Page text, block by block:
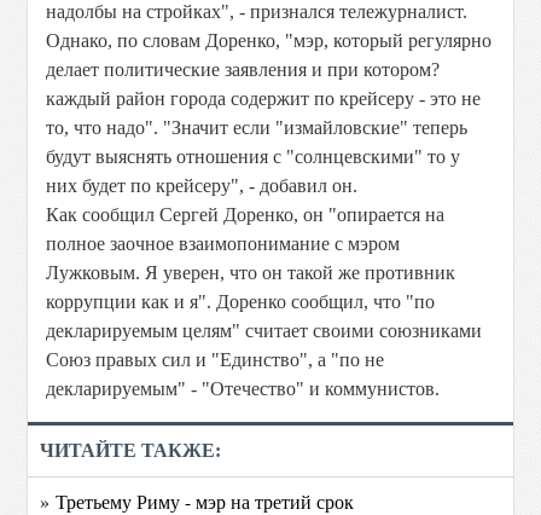
надолбы на стройках", - признался тележурналист.
Однако, по словам Доренко, "мэр, который регулярно
делает политические заявления и при котором?
каждый район города содержит по крейсеру - это не
то, что надо". "Значит если "измайловские" теперь
будут выяснять отношения с "солнцевскими" то у
них будет по крейсеру", - добавил он.
Как сообщил Сергей Доренко, он "опирается на
полное заочное взаимопонимание с мэром
Лужковым. Я уверен, что он такой же противник
коррупции как и я". Доренко сообщил, что "по
декларируемым целям" считает своими союзниками
Союз правых сил и "Единство", а "по не
декларируемым" - "Отечество" и коммунистов.
ЧИТАЙТЕ ТАКЖЕ:
» Третьему Риму - мэр на третий срок